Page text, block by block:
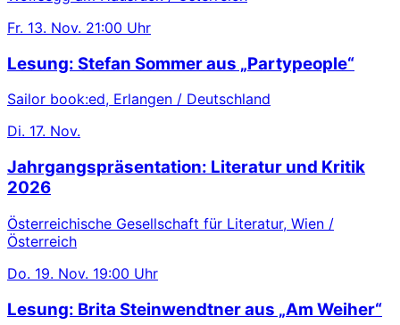
Fr. 13. Nov. 21:00 Uhr
Lesung: Stefan Sommer aus „Partypeople“
Sailor book:ed, Erlangen / Deutschland
Di. 17. Nov.
Jahrgangspräsentation: Literatur und Kritik
2026
Österreichische Gesellschaft für Literatur, Wien /
Österreich
Do. 19. Nov. 19:00 Uhr
Lesung: Brita Steinwendtner aus „Am Weiher“